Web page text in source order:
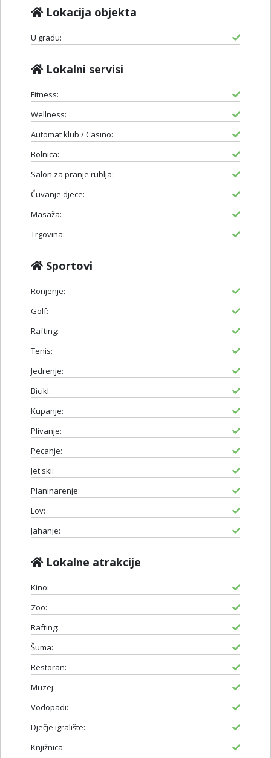
Lokacija objekta
U gradu:
Lokalni servisi
Fitness:
Wellness:
Automat klub / Casino:
Bolnica:
Salon za pranje rublja:
Čuvanje djece:
Masaža:
Trgovina:
Sportovi
Ronjenje:
Golf:
Rafting:
Tenis:
Jedrenje:
Bicikl:
Kupanje:
Plivanje:
Pecanje:
Jet ski:
Planinarenje:
Lov:
Jahanje:
Lokalne atrakcije
Kino:
Zoo:
Rafting:
Šuma:
Restoran:
Muzej:
Vodopadi:
Dječje igralište:
Knjižnica: